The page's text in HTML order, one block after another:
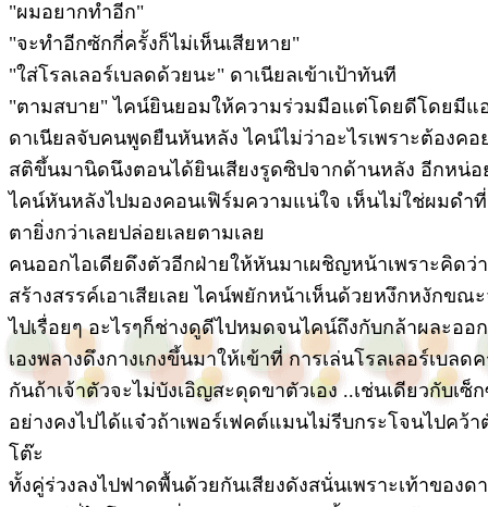
"ผมอยากทำอีก"
"จะทำอีกซักกี่ครั้งก็ไม่เห็นเสียหาย"
"ใส่โรลเลอร์เบลดด้วยนะ" ดาเนียลเข้าเป้าทันที
"ตามสบาย" ไคน์ยินยอมให้ความร่วมมือแต่โดยดีโดยมีแ
ดาเนียลจับคนพูดยืนหันหลัง ไคน์ไม่ว่าอะไรเพราะต้องคอ
สติขึ้นมานิดนึงตอนได้ยินเสียงรูดซิปจากด้านหลัง อีกหน่อ
ไคน์หันหลังไปมองคอนเฟิร์มความแน่ใจ เห็นไม่ใช่ผมด
ตายิ่งกว่าเลยปล่อยเลยตามเลย
คนออกไอเดียดึงตัวอีกฝ่ายให้หันมาเผชิญหน้าเพราะคิดว่
สร้างสรรค์เอาเสียเลย ไคน์พยักหน้าเห็นด้วยหงึกหงักข
ไปเรื่อยๆ อะไรๆก็ช่างดูดีไปหมดจนไคน์ถึงกับกล้าผละอ
เองพลางดึงกางเกงขึ้นมาให้เข้าที่ การเล่นโรลเลอร์เบล
กันถ้าเจ้าตัวจะไม่บังเอิญสะดุดขาตัวเอง ..เช่นเดียวกับเ
อย่างคงไปได้แจ๋วถ้าเพอร์เฟคต์แมนไม่รีบกระโจนไปคว้
โต๊ะ
ทั้งคู่ร่วงลงไปฟาดพื้นด้วยกันเสียงดังสนั่นเพราะเท้าของด